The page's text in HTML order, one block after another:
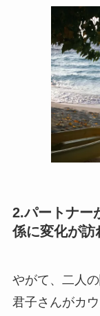
2.パートナー
係に変化が訪
やがて、二人
君子さんがカ